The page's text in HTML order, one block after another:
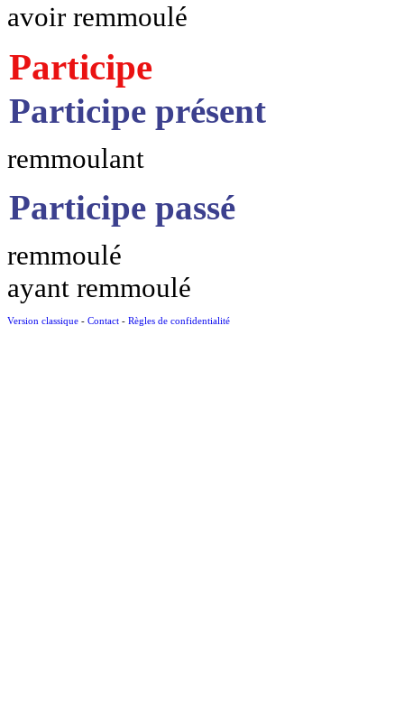
avoir remmoulé
Participe
Participe présent
remmoulant
Participe passé
remmoulé
ayant remmoulé
Version classique - Contact - Règles de confidentialité